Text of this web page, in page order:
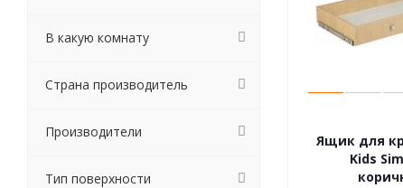
Ящик для
Kids
В какую комнату
Страна производитель
Производители
Тип поверхности